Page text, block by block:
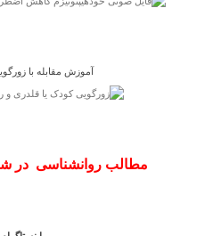
آموزش مقابله با
مطالب روانشناسی در